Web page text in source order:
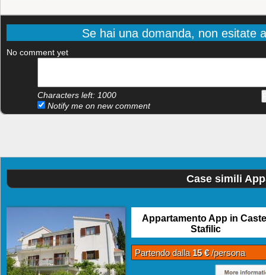
Se hai una domanda, non esitate
No comment yet
Characters left: 1000
Notify me on new comment
Case simili
Appartamento App in
Stafilic
Partendo dalla 15 €/persona